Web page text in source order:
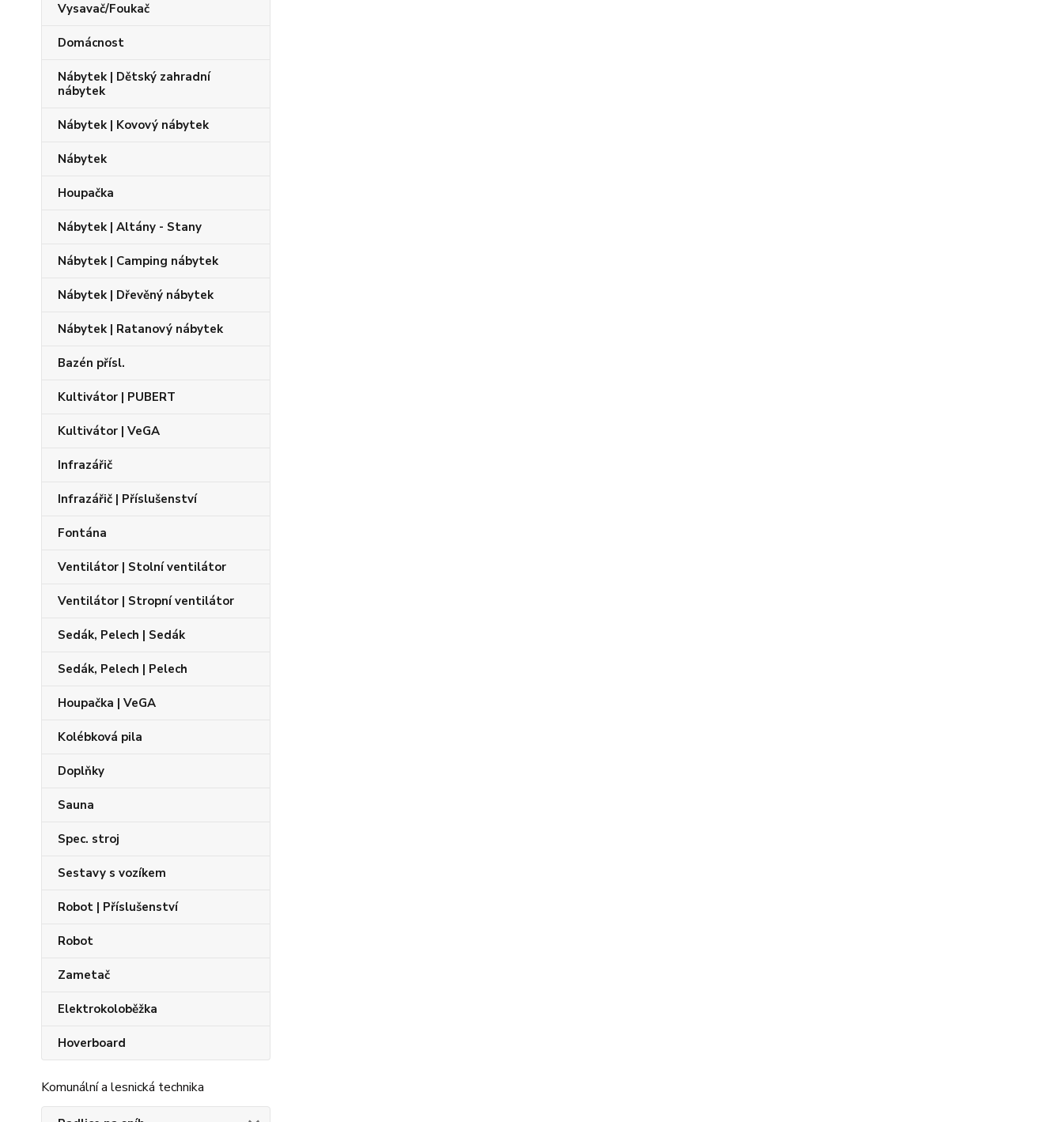
Vysavač/Foukač
Domácnost
Nábytek | Dětský zahradní
nábytek
Nábytek | Kovový nábytek
Nábytek
Houpačka
Nábytek | Altány - Stany
Nábytek | Camping nábytek
Nábytek | Dřevěný nábytek
Nábytek | Ratanový nábytek
Bazén přísl.
Kultivátor | PUBERT
Kultivátor | VeGA
Infrazářič
Infrazářič | Příslušenství
Fontána
Ventilátor | Stolní ventilátor
Ventilátor | Stropní ventilátor
Sedák, Pelech | Sedák
Sedák, Pelech | Pelech
Houpačka | VeGA
Kolébková pila
Doplňky
Sauna
Spec. stroj
Sestavy s vozíkem
Robot | Příslušenství
Robot
Zametač
Elektrokoloběžka
Hoverboard
Komunální a lesnická technika